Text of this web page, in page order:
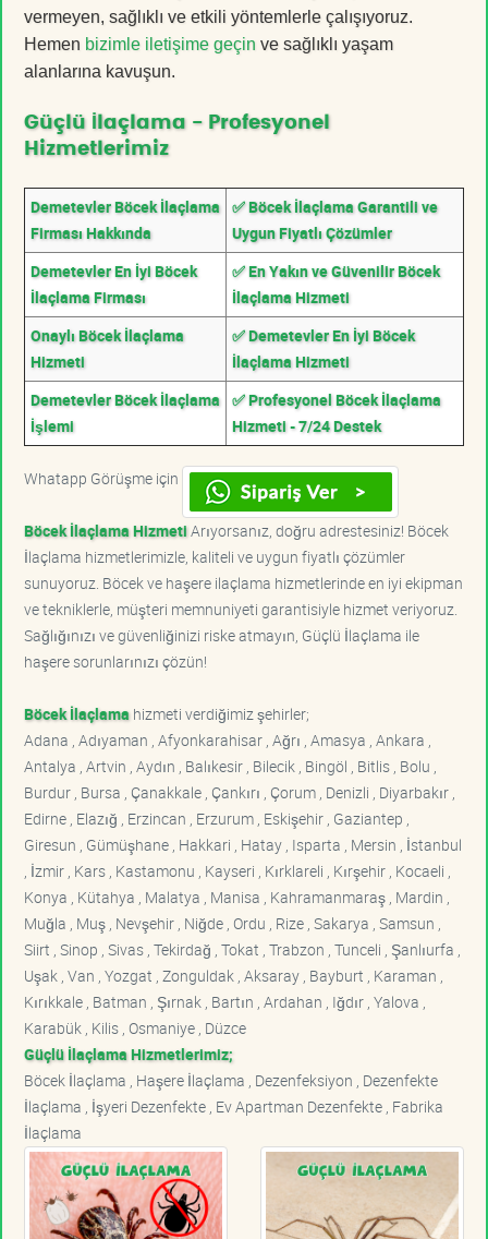
vermeyen, sağlıklı ve etkili yöntemlerle çalışıyoruz.
Hemen bizimle iletişime geçin ve sağlıklı yaşam
alanlarına kavuşun.
Güçlü İlaçlama - Profesyonel
Hizmetlerimiz
Demetevler Böcek İlaçlama
Firması Hakkında
✅ Böcek İlaçlama Garantili ve
Uygun Fiyatlı Çözümler
Demetevler En İyi Böcek
İlaçlama Firması
✅ En Yakın ve Güvenilir Böcek
İlaçlama Hizmeti
Onaylı Böcek İlaçlama
Hizmeti
✅ Demetevler En İyi Böcek
İlaçlama Hizmeti
Demetevler Böcek İlaçlama
İşlemi
✅ Profesyonel Böcek İlaçlama
Hizmeti - 7/24 Destek
Whatapp Görüşme için
Böcek İlaçlama HizmetiArıyorsanız, doğru adrestesiniz! Böcek
İlaçlama hizmetlerimizle, kaliteli ve uygun fiyatlı çözümler
sunuyoruz. Böcek ve haşere ilaçlama hizmetlerinde en iyi ekipman
ve tekniklerle, müşteri memnuniyeti garantisiyle hizmet veriyoruz.
Sağlığınızı ve güvenliğinizi riske atmayın, Güçlü İlaçlama ile
haşere sorunlarınızı çözün!
Böcek İlaçlama hizmeti verdiğimiz şehirler;
Adana , Adıyaman , Afyonkarahisar , Ağrı , Amasya , Ankara ,
Antalya , Artvin , Aydın , Balıkesir , Bilecik , Bingöl , Bitlis , Bolu ,
Burdur , Bursa , Çanakkale , Çankırı , Çorum , Denizli , Diyarbakır ,
Edirne , Elazığ , Erzincan , Erzurum , Eskişehir , Gaziantep ,
Giresun , Gümüşhane , Hakkari , Hatay , Isparta , Mersin , İstanbul
, İzmir , Kars , Kastamonu , Kayseri , Kırklareli , Kırşehir , Kocaeli ,
Konya , Kütahya , Malatya , Manisa , Kahramanmaraş , Mardin ,
Muğla , Muş , Nevşehir , Niğde , Ordu , Rize , Sakarya , Samsun ,
Siirt , Sinop , Sivas , Tekirdağ , Tokat , Trabzon , Tunceli , Şanlıurfa ,
Uşak , Van , Yozgat , Zonguldak , Aksaray , Bayburt , Karaman ,
Kırıkkale , Batman , Şırnak , Bartın , Ardahan , Iğdır , Yalova ,
Karabük , Kilis , Osmaniye , Düzce
Güçlü İlaçlama Hizmetlerimiz;
Böcek İlaçlama , Haşere İlaçlama , Dezenfeksiyon , Dezenfekte
İlaçlama , İşyeri Dezenfekte , Ev Apartman Dezenfekte , Fabrika
İlaçlama